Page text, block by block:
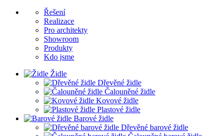
Řešení
Realizace
Pro architekty
Showroom
Produkty
Kdo jsme
Židle
Dřevěné židle
Čalouněné židle
Kovové židle
Plastové židle
Barové židle
Dřevěné barové židle